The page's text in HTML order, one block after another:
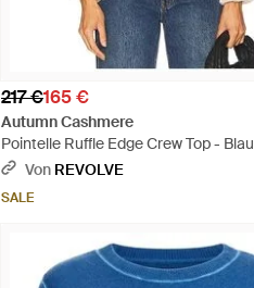
217 €165 €
Autumn Cashmere
Pointelle Ruffle Edge Crew Top - Blau
Von REVOLVE
SALE